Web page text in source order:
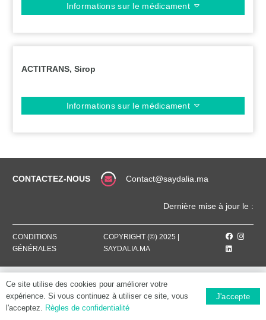
Informations sur le médicament
ACTITRANS, Sirop
Informations sur le médicament
CONTACTEZ-NOUS Contact@saydalia.ma
Dernière mise à jour le :
CONDITIONS
GÉNÉRALES
COPYRIGHT (©) 2025 |
SAYDALIA.MA
Ce site utilise des cookies pour améliorer votre
expérience. Si vous continuez à utiliser ce site, vous
l'acceptez. Règles de confidentialité
J'accepte